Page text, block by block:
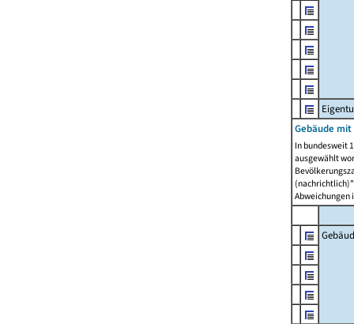
Gebäude
In bundesweit
ausgewählt
Abweichungen